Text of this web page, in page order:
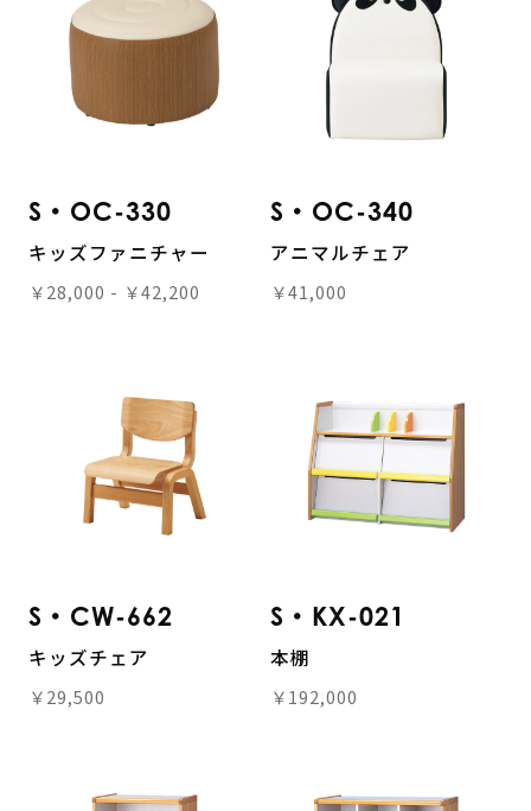
S・OC-330
キッズファニチャー
￥28,000 - ￥42,200
S・OC-340
アニマルチェア
￥41,000
S・CW-662
キッズチェア
￥29,500
S・KX-021
本棚
￥192,000